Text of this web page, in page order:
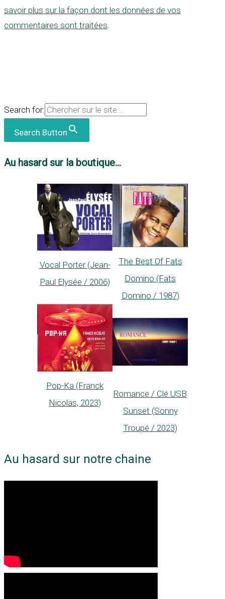
savoir plus sur la façon dont les données de vos
commentaires sont traitées.
Search for:
Search Button
Au hasard sur la boutique...
Vocal Porter (Jean-
Paul Elysée / 2006)
The Best Of Fats
Domino (Fats
Domino / 1987)
Pop-Ka (Franck
Nicolas, 2023)
Romance / Clé USB
Sunset (Sonny
Troupé / 2023)
Au hasard sur notre chaine